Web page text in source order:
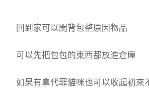
回到家可以開背包整原因物品
可以先把包包的東西都放進倉庫
如果有拿代罪貓咪也可以收起初來